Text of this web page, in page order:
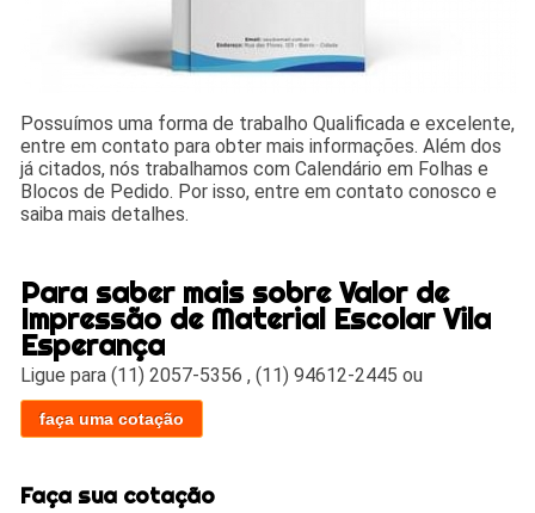
Possuímos uma forma de trabalho Qualificada e excelente,
entre em contato para obter mais informações. Além dos
já citados, nós trabalhamos com Calendário em Folhas e
Blocos de Pedido. Por isso, entre em contato conosco e
saiba mais detalhes.
Para saber mais sobre Valor de
Impressão de Material Escolar Vila
Esperança
Ligue para(11) 2057-5356 ,(11) 94612-2445 ou
faça uma cotação
Faça sua cotação